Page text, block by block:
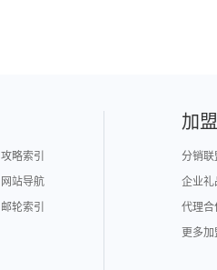
攻略索引
网站导航
邮轮索引
加
分销联
企业礼
代理合
更多